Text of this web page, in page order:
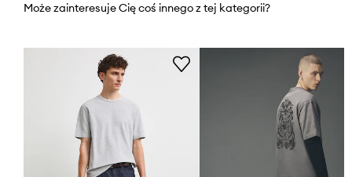
Może zainteresuje Cię coś innego z tej kategorii?